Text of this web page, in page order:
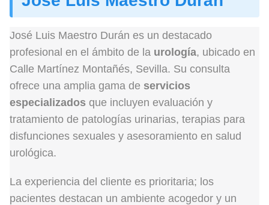
José Luis Maestro Durán es un destacado
profesional en el ámbito de la urología, ubicado en
Calle Martínez Montañés, Sevilla. Su consulta
ofrece una amplia gama de servicios
especializados que incluyen evaluación y
tratamiento de patologías urinarias, terapias para
disfunciones sexuales y asesoramiento en salud
urológica.
La experiencia del cliente es prioritaria; los
pacientes destacan un ambiente acogedor y un